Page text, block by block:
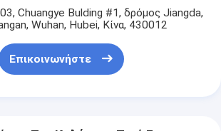
Chuangye Bulding #1, δρόμος Jiangda,
Wuhan, Hubei, Κίνα, 430012
Επικοινωνήστε